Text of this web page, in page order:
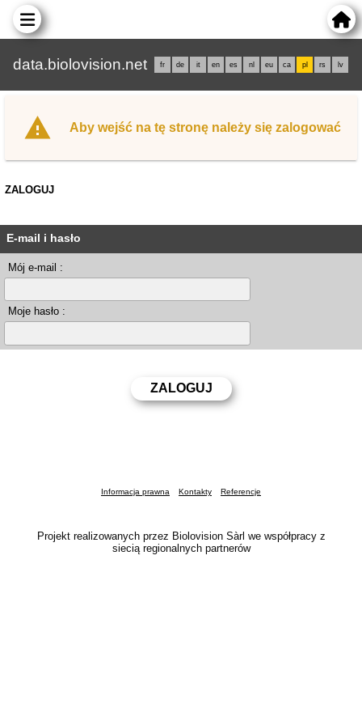
data.biolovision.net fr de it en es nl eu ca pl rs lv
Aby wejść na tę stronę należy się zalogować
ZALOGUJ
E-mail i hasło
Mój e-mail :
Moje hasło :
Informacja prawna Kontakty Referencje
Projekt realizowanych przez Biolovision Sàrl we współpracy z
siecią regionalnych partnerów